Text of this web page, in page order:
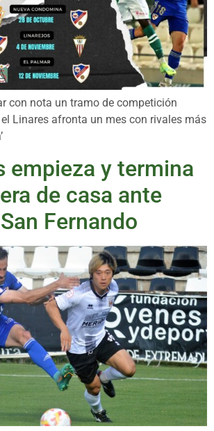
con nota un tramo de competición
Linares afronta un mes con rivales más
empieza y termina
de casa ante
Fernando